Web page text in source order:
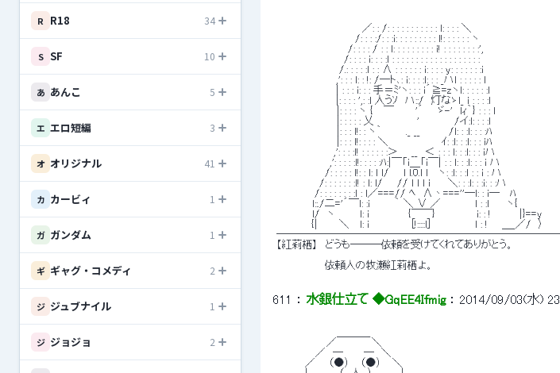
R R18 34
S SF 10
あ あんこ 5
エ エロ短編 3
オ オリジナル 41
カ カービィ 1
ガ ガンダム 1
ギ ギャグ・コメディ 2
ジ ジュブナイル 1
ジ ジョジョ 2
／: : /: : : : : : : : : : : ｌ: : : : ＼
/: : : :/: : :ｉ: : : : : : : : : l!: : : : : : ヽ
/: : : : / : : ｌ: : : : : : : : : i! : : : : : : : :',
/: : : : ｉ: : : :ｌ : : : : : : : : : : : : : : : : : : :
/.: : : : :ｌ : : ∧ : : : : : : ｉ: : : : y: : : : : : :ｉ
,': : : ｌ: : !: /─ト､: ｉ: : : :ｌ: : : _ハｌ : : : : : ｌ
| : : : ｉ: : : 手＝ﾐ'ヽ: : : ｉ´≧=zヽｌ: : : : : :ｌ
|: : : : ',: :ｌ 人うｿ　ハ::/　灯なゝｌ_ i : : : :ｌ
|: : : : ヽ { 　￣　　　'´　　ゞ-'　ｌｨ｀} : : : ｌ
|: : : : : 乂　　　　　　'　　　 　 /イ:ｌ: : : :ｌ
|: : : l!: : ヽ｀ 　 　 ._ __　　　　/ｌ: : :ｌ: : : :ﾊ
|: : : l!: : : : ＼　　　　　　　 ｲ: :ｌ: : :ｌ: : : iﾊ
,': : : :l! : : : : : :＞ 　 __　＜ : : : ｌ: : :ｌ: : : ｉハ
,': : : : :l!: : : : :ﾊ:|￣「ｉ＿「ｉ￣| : : ｌ: : :ｌ: : : ｉ ハ
/: : : : : l!: : ｌ: ｌ ｌ/　　ｌ ｌ.0.ｌ ｌ　 ヽ: :ｌ: : :ｌ : : ｉ : ハ
/: : : : : : :l! : ｌ: ｌ/　　// ｌ ｌ ｌ i　　 ＼: : :ｌ: : :ｉ: : :ハ
/: : : : : : : :l : ｌ／===// ﾍ　∧丶===''─ｌ: : ｉ─　 ﾊ
ｌ::./二='´￣l: :ｉ　　　 ｀ ＼ ∨ ／ 　 　 　 ｌ : :ｌ　　 ヽ{
ｌ/　ヽ　　　 ｌ: ｉ 　　　　　{￣￣}　 　 　 　 ｉ: : !　　　　|}==y
{|　　　＼　 ｌ: ｉ　　　　 　 [!:::::l] 　 　 　 　 ｌ : !　　＿_／/　〉
【紅莉栖】　どうも―――依頼を受けてくれてありがとう。
依頼人の牧瀬紅莉栖よ。
611 ： 水銀仕立て ◆GqEE4Ifmig ： 2014/09/03(水)
／　　 　 　＼
／　─　 　 ─　＼
／ 　 （●） 　（●）　 ＼